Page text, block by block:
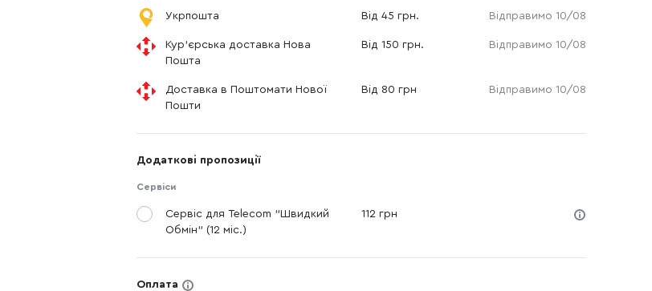
Укрпошта Від 45 грн. Відправимо 10/08
Кур'єрська доставка Нова
Пошта
Від 150 грн. Відправимо 10/08
Доставка в Поштомати Нової
Пошти
Від 80 грн Відправимо 10/08
Додаткові пропозиції
Сервіси
Сервіс для Telecom "Швидкий
Обмін" (12 міс.)
112 грн
Оплата